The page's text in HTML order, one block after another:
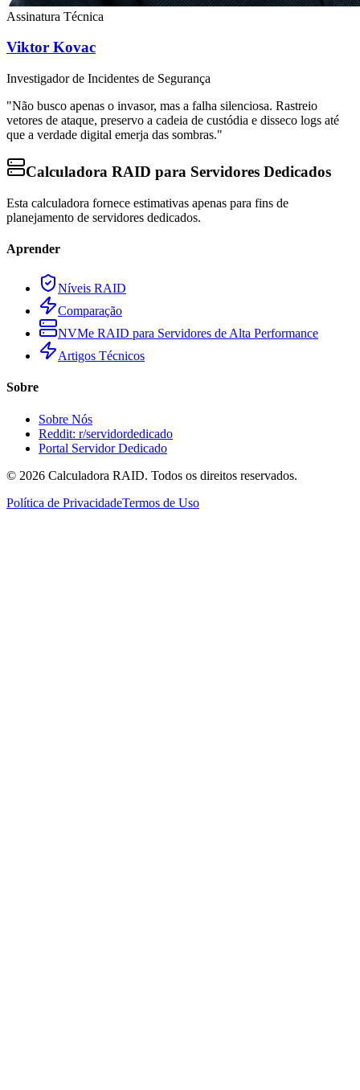
Assinatura Técnica
Viktor Kovac
Investigador de Incidentes de Segurança
"Não busco apenas o invasor, mas a falha silenciosa. Rastreio
vetores de ataque, preservo a cadeia de custódia e disseco logs até
que a verdade digital emerja das sombras."
Calculadora RAID para Servidores Dedicados
Esta calculadora fornece estimativas apenas para fins de
planejamento de servidores dedicados.
Aprender
Níveis RAID
Comparação
NVMe RAID para Servidores de Alta Performance
Artigos Técnicos
Sobre
Sobre Nós
Reddit: r/servidordedicado
Portal Servidor Dedicado
© 2026 Calculadora RAID. Todos os direitos reservados.
Política de PrivacidadeTermos de Uso